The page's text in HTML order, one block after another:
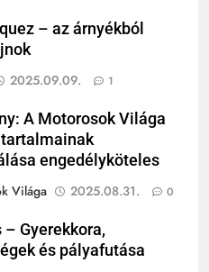
– az árnyékból
2025.09.09. 1
A Motorosok Világa
engedélyköteles
Világa
2025.08.31. 0
– Gyerekkora,
és pályafutása